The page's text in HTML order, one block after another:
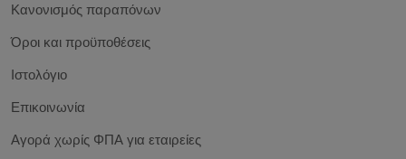
Κανονισμός παραπόνων
Όροι και προϋποθέσεις
Ιστολόγιο
Επικοινωνία
Αγορά χωρίς ΦΠΑ για εταιρείες